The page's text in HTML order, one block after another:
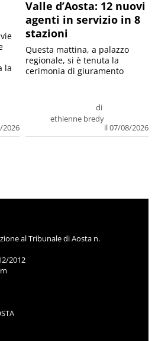
2026
la
Valle d’Aosta: 12 nuovi
agenti in servizio in 8
stazioni
di
ethienne bredy
il 07/08/2026
Questa mattina, a palazzo
regionale, si è tenuta la
cerimonia di giuramento
al Tribunale di Aosta n.
2012